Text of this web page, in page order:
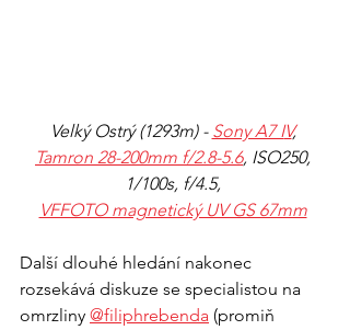
Velký Ostrý (1293m) - Sony A7 IV,
Tamron 28-200mm f/2.8-5.6, ISO250,
1/100s, f/4.5,
VFFOTO magnetický UV GS 67mm
Další dlouhé hledání nakonec
rozsekává diskuze se specialistou na
omrzliny @filiphrebenda (promiň